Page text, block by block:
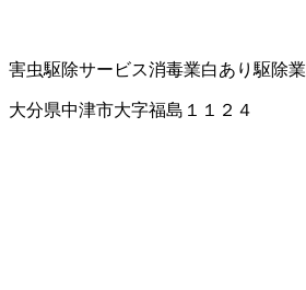
害虫駆除サービス消毒業白あり駆除業
大分県中津市大字福島１１２４